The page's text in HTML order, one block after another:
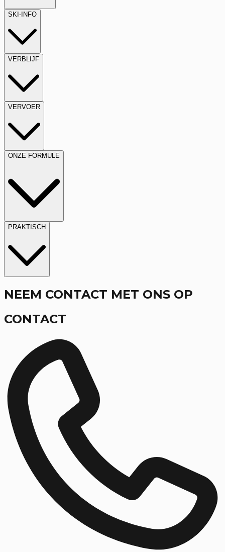
SKI-INFO
VERBLIJF
VERVOER
ONZE FORMULE
PRAKTISCH
NEEM CONTACT MET ONS OP
CONTACT